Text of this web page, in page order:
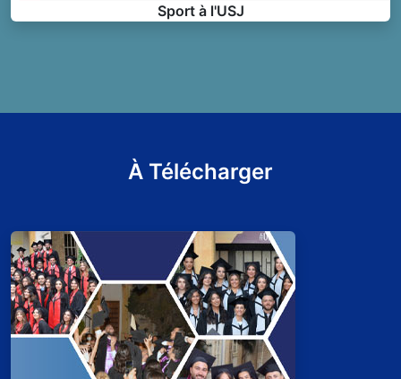
Sport à l'USJ
À Télécharger